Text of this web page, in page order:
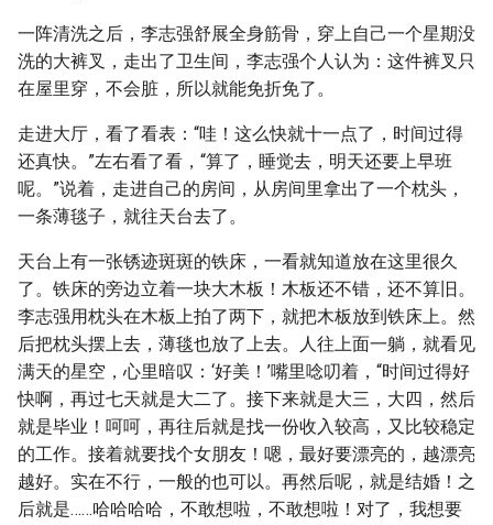
一阵清洗之后，李志强舒展全身筋骨，穿上自己一个星期没
洗的大裤叉，走出了卫生间，李志强个人认为：这件裤叉只
在屋里穿，不会脏，所以就能免折免了。
走进大厅，看了看表：“哇！这么快就十一点了，时间过得
还真快。”左右看了看，“算了，睡觉去，明天还要上早班
呢。”说着，走进自己的房间，从房间里拿出了一个枕头，
一条薄毯子，就往天台去了。
天台上有一张锈迹斑斑的铁床，一看就知道放在这里很久
了。铁床的旁边立着一块大木板！木板还不错，还不算旧。
李志强用枕头在木板上拍了两下，就把木板放到铁床上。然
后把枕头摆上去，薄毯也放了上去。人往上面一躺，就看见
满天的星空，心里暗叹：‘好美！’嘴里唸叨着，“时间过得好
快啊，再过七天就是大二了。接下来就是大三，大四，然后
就是毕业！呵呵，再往后就是找一份收入较高，又比较稳定
的工作。接着就要找个女朋友！嗯，最好要漂亮的，越漂亮
越好。实在不行，一般的也可以。再然后呢，就是结婚！之
后就是……哈哈哈哈，不敢想啦，不敢想啦！对了，我想要